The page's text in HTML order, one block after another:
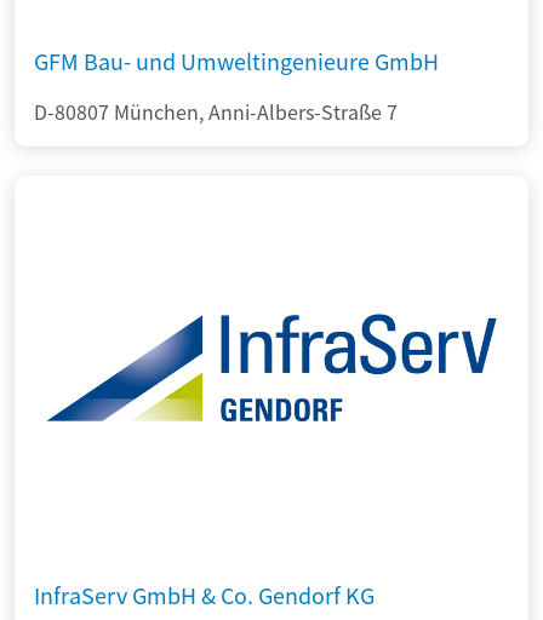
GFM Bau- und Umweltingenieure GmbH
D-80807 München, Anni-Albers-Straße 7
InfraServ GmbH & Co. Gendorf KG